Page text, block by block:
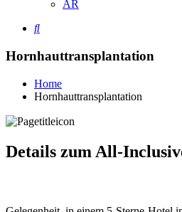
AR
Hornhauttransplantation
Home
Hornhauttransplantation
Details zum All-